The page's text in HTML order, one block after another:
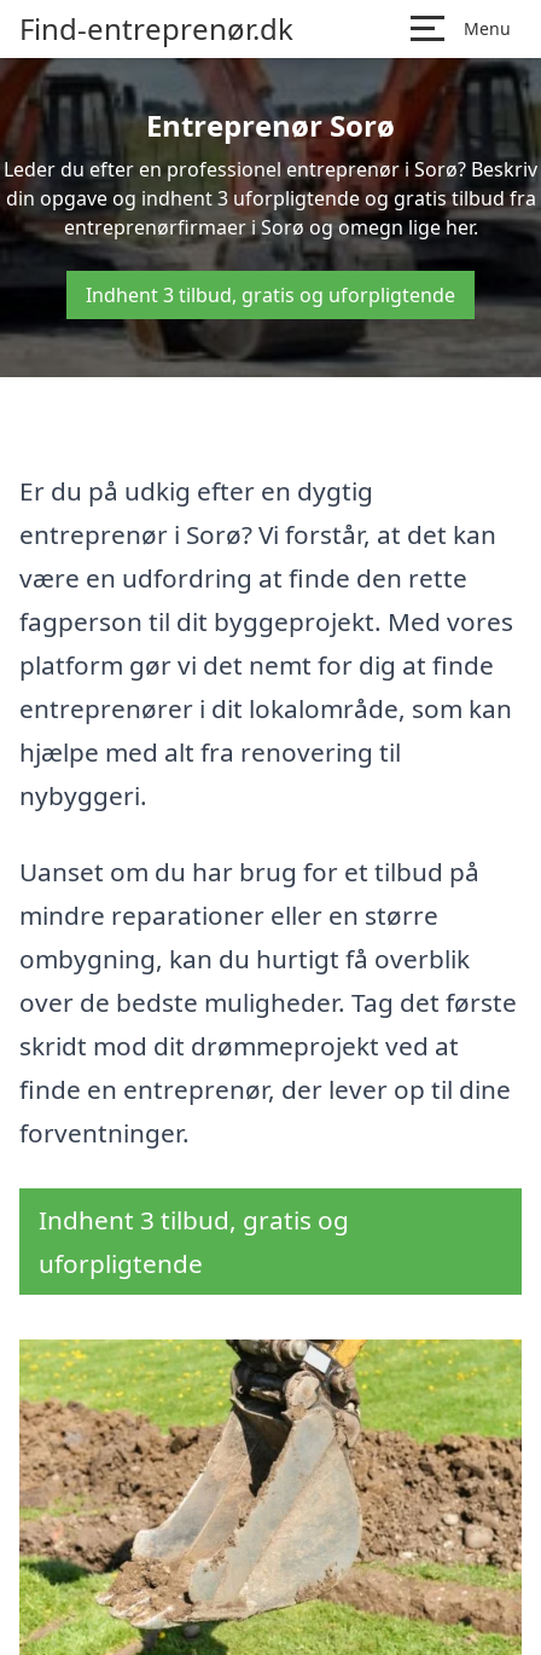
Find-entreprenør.dk Menu
Entreprenør Sorø
Leder du efter en professionel entreprenør i Sorø? Beskriv
din opgave og indhent 3 uforpligtende og gratis tilbud fra
entreprenørfirmaer i Sorø og omegn lige her.
Indhent 3 tilbud, gratis og uforpligtende
Er du på udkig efter en dygtig
entreprenør i Sorø? Vi forstår, at det kan
være en udfordring at finde den rette
fagperson til dit byggeprojekt. Med vores
platform gør vi det nemt for dig at finde
entreprenører i dit lokalområde, som kan
hjælpe med alt fra renovering til
nybyggeri.
Uanset om du har brug for et tilbud på
mindre reparationer eller en større
ombygning, kan du hurtigt få overblik
over de bedste muligheder. Tag det første
skridt mod dit drømmeprojekt ved at
finde en entreprenør, der lever op til dine
forventninger.
Indhent 3 tilbud, gratis og
uforpligtende